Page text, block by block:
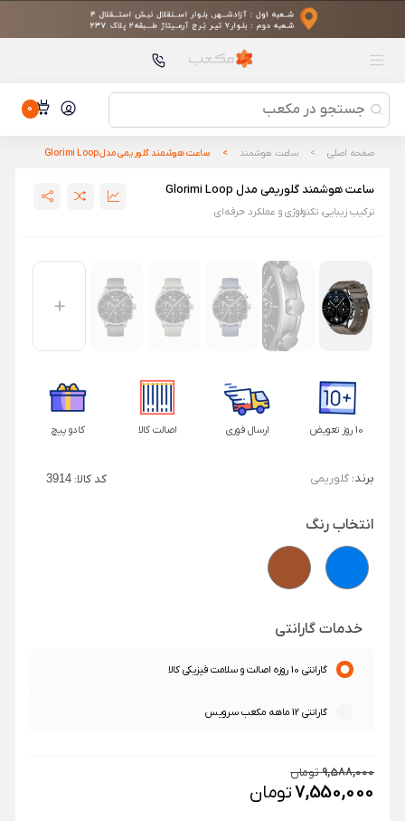
محصولات پیشنهادی
ماساژور هوشمند چشم شیائومی مدل Mijia Smart Eye Massager
ست چاقو 5 عددی شیائومی مدل HuoHou HU0014
ست ماوس و کیبورد سایلنت وایرلس MIIIW – نسل سوم
ساعت هوشمند Glorimi GC Plus
ماساژور هوشمند چشم شیائومی مدل Mijia Smart Eye
ست ماوس و کیبورد سایلنت وایرلس MIIIW – نسل سوم
0
صفحه اصلی ساعت هوشمند ساعت هوشمند گلوریمی مدل Glorimi Loop
ساعت هوشمند گلوریمی مدل Glorimi Loop
ترکیب زیبایی، تکنولوژی و عملکرد حرفه‌ای
10 روز تعویض ارسال فوری اصالت کالا کادو پیچ
برند: گلوریمی کد کالا:3914
انتخاب رنگ
خدمات گارانتی
گارانتی 10 روزه اصالت و سلامت فیزیکی کالا
گارانتی 12 ماهه مکعب سرویس
9,588,000تومان
7,550,000تومان